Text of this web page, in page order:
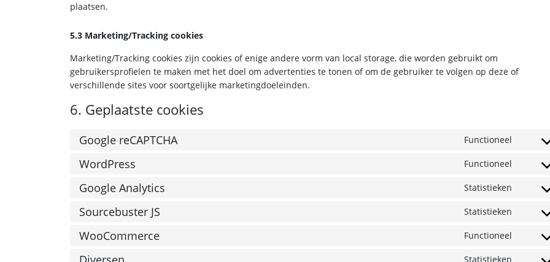
plaatsen.
5.3 Marketing/Tracking cookies
Marketing/Tracking cookies zijn cookies of enige andere vorm van local storage, die worden gebruikt om
gebruikersprofielen te maken met het doel om advertenties te tonen of om de gebruiker te volgen op deze of
verschillende sites voor soortgelijke marketingdoeleinden.
6. Geplaatste cookies
Google reCAPTCHA Functioneel
WordPress Functioneel
Google Analytics Statistieken
Sourcebuster JS Statistieken
WooCommerce Functioneel
Statistieken